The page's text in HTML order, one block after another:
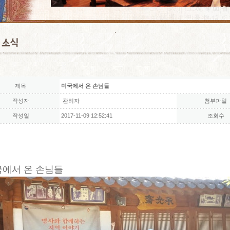
제목 미국에서 온 손님들
작성자 관리자 첨부파일
작성일 2017-11-09 12:52:41 조회수
에서 온 손님들